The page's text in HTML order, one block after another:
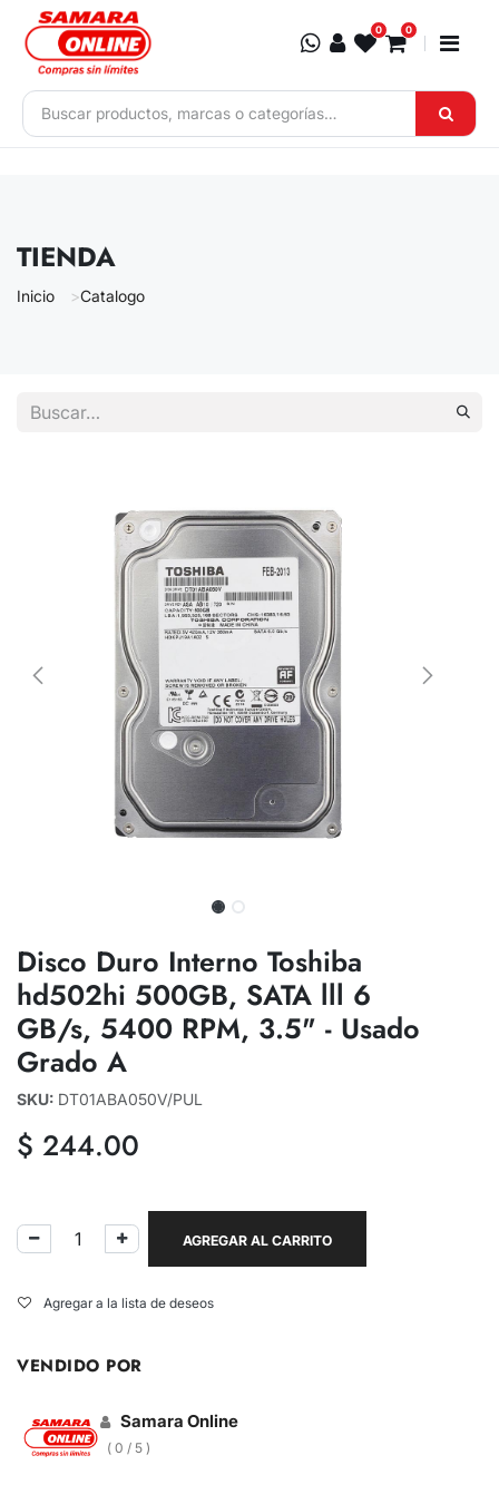
Ir al contenido
0 0
TIENDA
Inicio Catalogo
Disco Duro Interno Toshiba
hd502hi 500GB, SATA lll 6
GB/s, 5400 RPM, 3.5" - Usado
Grado A
SKU: DT01ABA050V/PUL
$ 244.00
AGREGAR AL CARRITO
Agregar a la lista de deseos
VENDIDO POR
Samara Online
( 0 / 5 )